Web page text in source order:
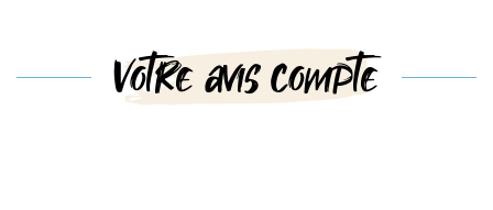
Votre avis compte